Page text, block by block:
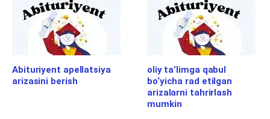
Abituriyent apellatsiya
arizasini berish
oliy ta’limga qabul
bo‘yicha rad etilgan
arizalarni tahrirlash
mumkin